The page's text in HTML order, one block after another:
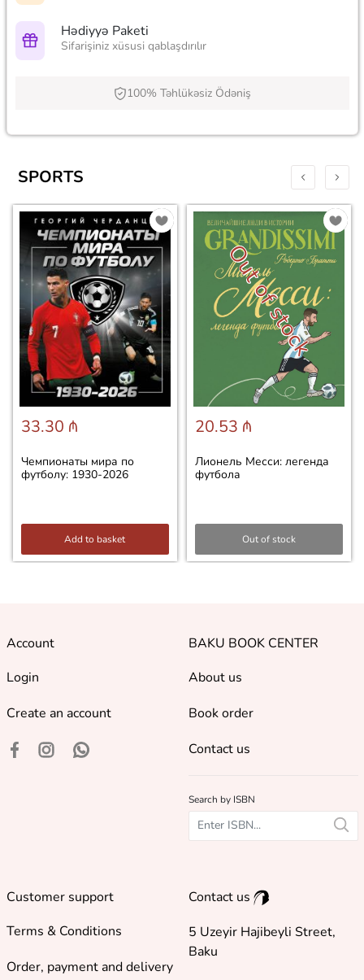
Hədiyyə Paketi
Sifarişiniz xüsusi qablaşdırılır
100% Təhlükəsiz Ödəniş
SPORTS
33.30 ₼
Чемпионаты мира по
футболу: 1930-2026
Add to basket
Out of stock
20.53 ₼
Лионель Месси: легенда
футбола
Out of stock
Account
Login
Create an account
BAKU BOOK CENTER
About us
Book order
Contact us
Search by ISBN
Customer support
Terms & Conditions
Order, payment and delivery
Contact us
5 Uzeyir Hajibeyli Street,
Baku